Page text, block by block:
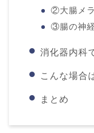
②大腸メ
③腸の神
消化器内科
こんな場合
まとめ